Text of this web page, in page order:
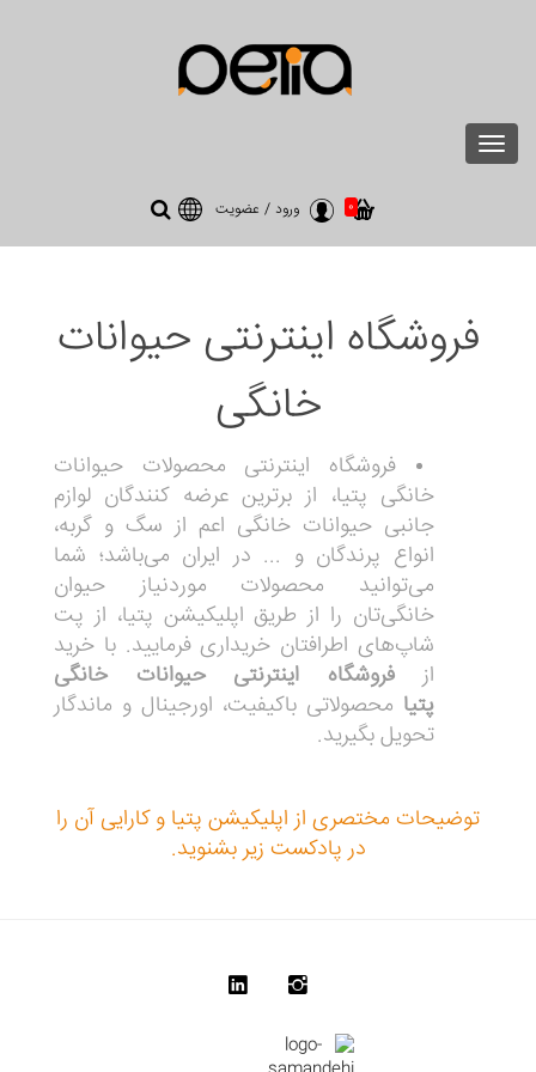
Toggle
navigation
0 ورود / عضویت
فروشگاه اینترنتی حیوانات
خانگی
فروشگاه اینترنتی محصولات حیوانات
خانگی پتیا، از برترین عرضه کنندگان لوازم
جانبی حیوانات خانگی اعم از سگ و گربه،
انواع پرندگان و ... در ایران می‌باشد؛ شما
می‌توانید محصولات موردنیاز حیوان
خانگی‌تان را از طریق اپلیکیشن پتیا، از پت
شاپ‌های اطرافتان خریداری فرمایید. با خرید
ازفروشگاه اینترنتی حیوانات خانگی
پتیا محصولاتی باکیفیت، اورجینال و ماندگار
تحویل بگیرید.
توضیحات مختصری از اپلیکیشن پتیا و کارایی آن را
در پادکست زیر بشنوید.